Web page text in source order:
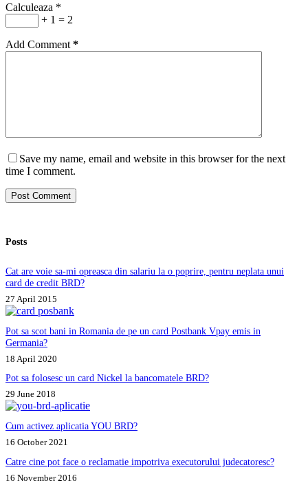
Calculeaza *
+ 1 = 2
Add Comment *
Save my name, email and website in this browser for the next
time I comment.
Post Comment
Posts
Cat are voie sa-mi opreasca din salariu la o poprire, pentru neplata unui
card de credit BRD?
27 April 2015
Pot sa scot bani in Romania de pe un card Postbank Vpay emis in
Germania?
18 April 2020
Pot sa folosesc un card Nickel la bancomatele BRD?
29 June 2018
Cum activez aplicatia YOU BRD?
16 October 2021
Catre cine pot face o reclamatie impotriva executorului judecatoresc?
16 November 2016